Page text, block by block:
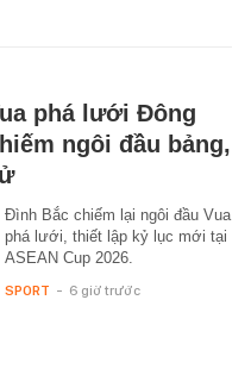
phá lưới Đông
ngôi đầu bảng,
Đình Bắc chiếm lại ngôi đầu Vua
phá lưới, thiết lập kỷ lục mới tại
ASEAN Cup 2026.
SPORT - 6 giờ trước